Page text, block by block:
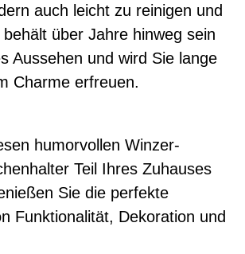
auch leicht zu reinigen und
über Jahre hinweg sein
Aussehen und wird Sie lange
Charme erfreuen.
humorvollen Winzer-
Teil Ihres Zuhauses
Sie die perfekte
Funktionalität, Dekoration und